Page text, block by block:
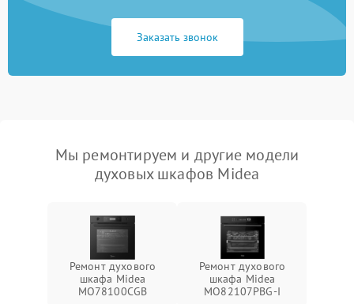
Заказать звонок
Мы ремонтируем и другие модели
духовых шкафов Midea
Ремонт духового
шкафа Midea
MO78100CGB
Ремонт духового
шкафа Midea
MO82107PBG-I